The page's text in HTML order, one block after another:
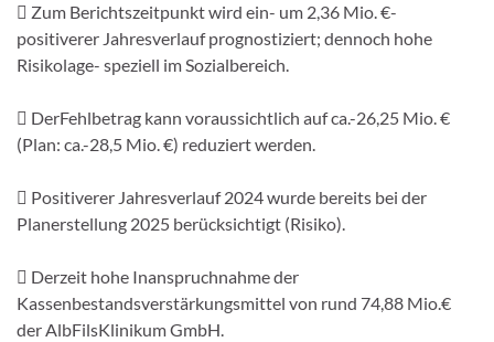
 Zum Berichtszeitpunkt wird ein- um 2,36 Mio. €-
positiverer Jahresverlauf prognostiziert; dennoch hohe
Risikolage- speziell im Sozialbereich.
 DerFehlbetrag kann voraussichtlich auf ca.-26,25 Mio. €
(Plan: ca.-28,5 Mio. €) reduziert werden.
 Positiverer Jahresverlauf 2024 wurde bereits bei der
Planerstellung 2025 berücksichtigt (Risiko).
 Derzeit hohe Inanspruchnahme der
Kassenbestandsverstärkungsmittel von rund 74,88 Mio.€
der AlbFilsKlinikum GmbH.